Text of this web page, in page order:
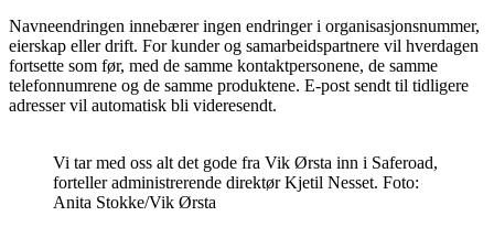
Navneendringen innebærer ingen endringer i organisasjonsnummer,
eierskap eller drift. For kunder og samarbeidspartnere vil hverdagen
fortsette som før, med de samme kontaktpersonene, de samme
telefonnumrene og de samme produktene. E-post sendt til tidligere
adresser vil automatisk bli videresendt.
Vi tar med oss alt det gode fra Vik Ørsta inn i Saferoad,
forteller administrerende direktør Kjetil Nesset. Foto:
Anita Stokke/Vik Ørsta